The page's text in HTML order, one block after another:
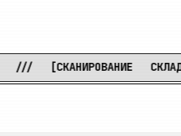
[СКАНИРОВАНИЕ СКЛАДОВ...]